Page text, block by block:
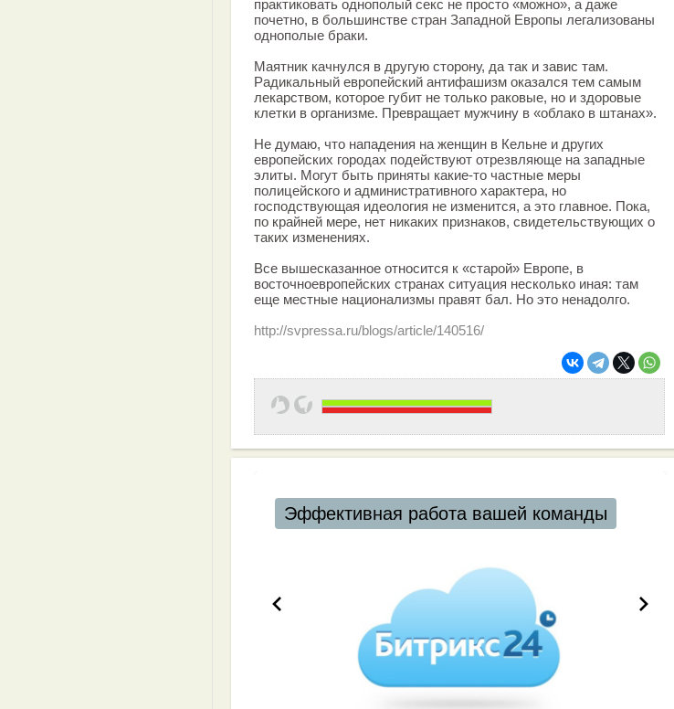
практиковать однополый секс не просто «можно», а даже
почетно, в большинстве стран Западной Европы легализованы
однополые браки.
Маятник качнулся в другую сторону, да так и завис там.
Радикальный европейский антифашизм оказался тем самым
лекарством, которое губит не только раковые, но и здоровые
клетки в организме. Превращает мужчину в «облако в штанах».
Не думаю, что нападения на женщин в Кельне и других
европейских городах подействуют отрезвляюще на западные
элиты. Могут быть приняты какие-то частные меры
полицейского и административного характера, но
господствующая идеология не изменится, а это главное. Пока,
по крайней мере, нет никаких признаков, свидетельствующих о
таких изменениях.
Все вышесказанное относится к «старой» Европе, в
восточноевропейских странах ситуация несколько иная: там
еще местные национализмы правят бал. Но это ненадолго.
http://svpressa.ru/blogs/article/140516/
Эффективная работа вашей команды